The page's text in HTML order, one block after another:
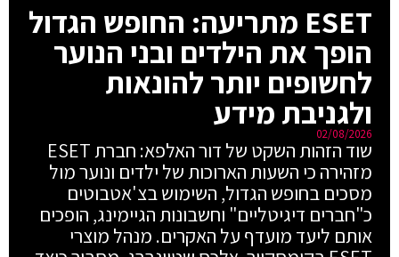
ESET מתריעה: החופש הגדול
הופך את הילדים ובני הנוער
לחשופים יותר להונאות
ולגניבת מידע
02/08/2026
שוד הזהות השקט של דור האלפא: חברת ESET
מזהירה כי השעות הארוכות של ילדים ונוער מול
מסכים בחופש הגדול, השימוש בצ'אטבוטים
כ"חברים דיגיטליים" וחשבונות הגיימינג, הופכים
אותם ליעד מועדף על האקרים. מנהל מוצרי